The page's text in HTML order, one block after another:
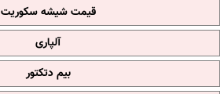
قیمت شیشه سکوریت
آلپاری
بیم دتکتور